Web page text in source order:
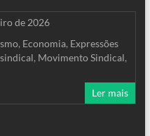
de 2026
, Economia, Expressões
, Movimento Sindical,
Ler mais